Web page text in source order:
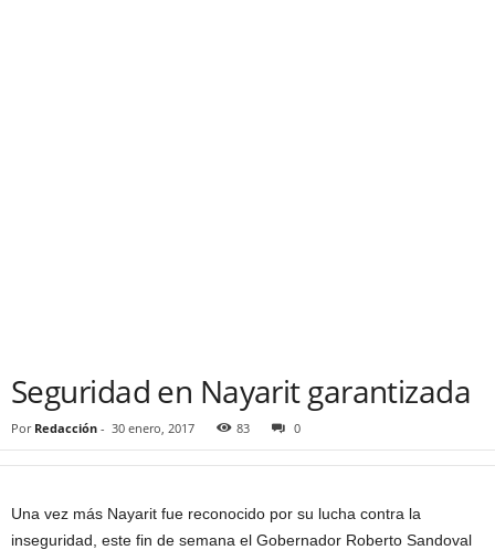
Seguridad en Nayarit garantizada
Por Redacción - 30 enero, 2017 83 0
Una vez más Nayarit fue reconocido por su lucha contra la
inseguridad, este fin de semana el Gobernador Roberto Sandoval